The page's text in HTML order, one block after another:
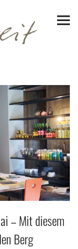
– Mit diesem
Berg